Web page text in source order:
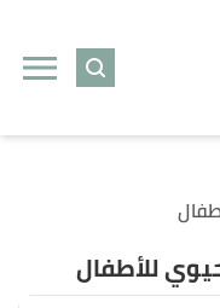
للأطفال